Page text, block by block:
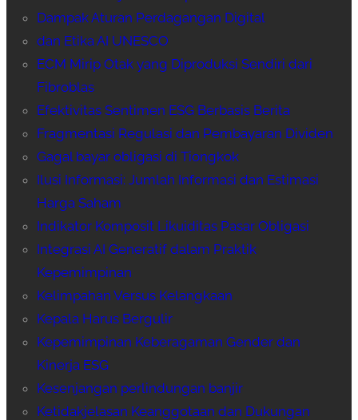
Dampak Aturan Perdagangan Digital
dan Etika AI UNESCO
ECM Mirip Otak yang Diproduksi Sendiri dari
Fibroblas
Efektivitas Sentimen ESG Berbasis Berita
Fragmentasi Regulasi dan Pembayaran Dividen
Gagal bayar obligasi di Tiongkok
Ilusi Informasi: Jumlah Informasi dan Estimasi
Harga Saham
Indikator Komposit Likuiditas Pasar Obligasi
Integrasi AI Generatif dalam Praktik
Kepemimpinan
Kelimpahan Versus Kelangkaan
Kepala Harus Bergulir
Kepemimpinan Keberagaman Gender dan
Kinerja ESG
Kesenjangan perlindungan banjir
Ketidakjelasan Keanggotaan dan Dukungan